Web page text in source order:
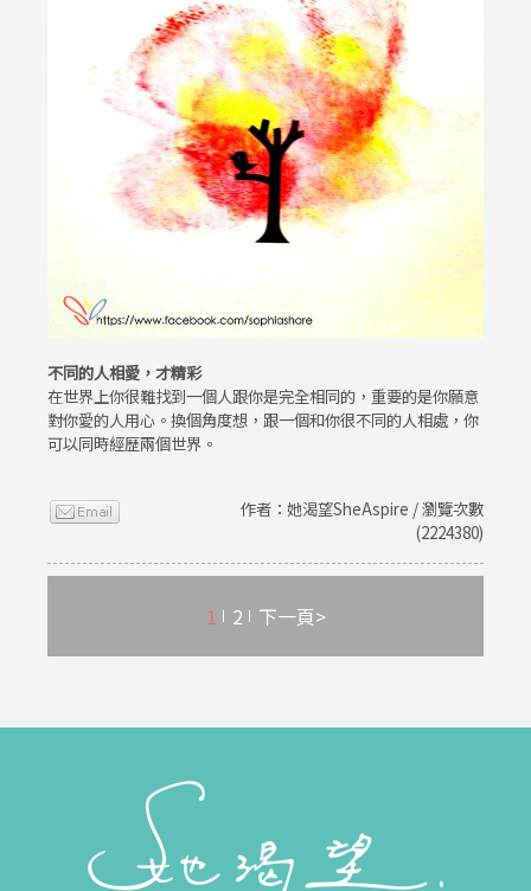
不同的人相愛，才精彩
在世界上你很難找到一個人跟你是完全相同的，重要的是你願意
對你愛的人用心。換個角度想，跟一個和你很不同的人相處，你
可以同時經歷兩個世界。
作者：她渴望SheAspire / 瀏覽次數
(2224380)
1 2 下一頁>